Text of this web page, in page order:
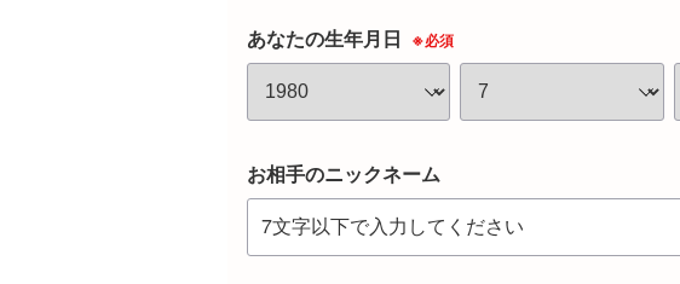
あなたの生年月日 ※必須
お相手のニックネーム